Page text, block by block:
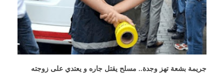
جريمة بشعة تهز وجدة.. مسلح يقتل جاره و يعتدي على زوجته